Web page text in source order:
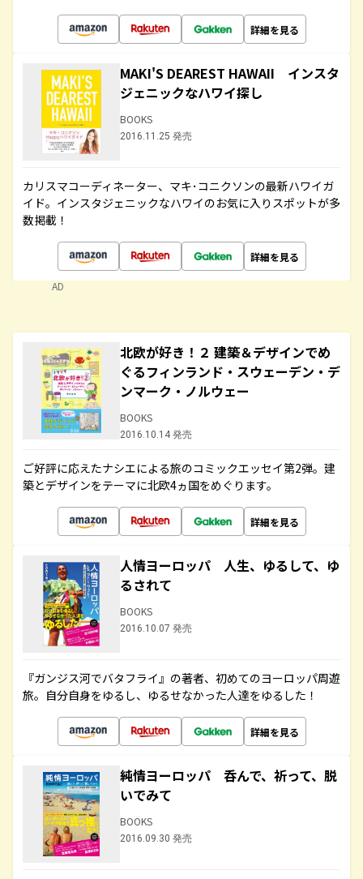
詳細を見る
MAKI'S DEAREST HAWAII インスタ
ジェニックなハワイ探し
BOOKS
2016.11.25 発売
カリスマコーディネーター、マキ･コニクソンの最新ハワイガ
イド。インスタジェニックなハワイのお気に入りスポットが多
数掲載！
詳細を見る
AD
北欧が好き！２ 建築＆デザインでめ
ぐるフィンランド・スウェーデン・デ
ンマーク・ノルウェー
BOOKS
2016.10.14 発売
ご好評に応えたナシエによる旅のコミックエッセイ第2弾。建
築とデザインをテーマに北欧4ヵ国をめぐります。
詳細を見る
人情ヨーロッパ 人生、ゆるして、ゆ
るされて
BOOKS
2016.10.07 発売
『ガンジス河でバタフライ』の著者、初めてのヨーロッパ周遊
旅。自分自身をゆるし、ゆるせなかった人達をゆるした！
詳細を見る
純情ヨーロッパ 呑んで、祈って、脱
いでみて
BOOKS
2016.09.30 発売